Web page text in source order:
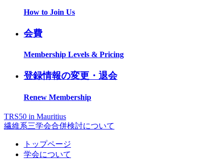
How to Join Us
会費
Membership Levels & Pricing
登録情報の変更・退会
Renew Membership
TRS50 in Mauritius
繊維系三学会合併検討について
トップページ
学会について